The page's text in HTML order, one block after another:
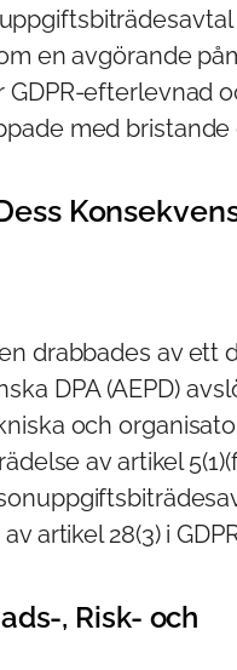
en avgörande
efterlevnad
med
drabbades av ett
DPA (AEPD)
och
av artikel
artikel 28(3) i
, Risk- och